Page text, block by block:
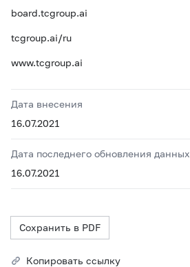
board.tcgroup.ai
tcgroup.ai/ru
www.tcgroup.ai
Дата внесения
16.07.2021
Дата последнего обновления данных
16.07.2021
Сохранить в PDF
Копировать ссылку